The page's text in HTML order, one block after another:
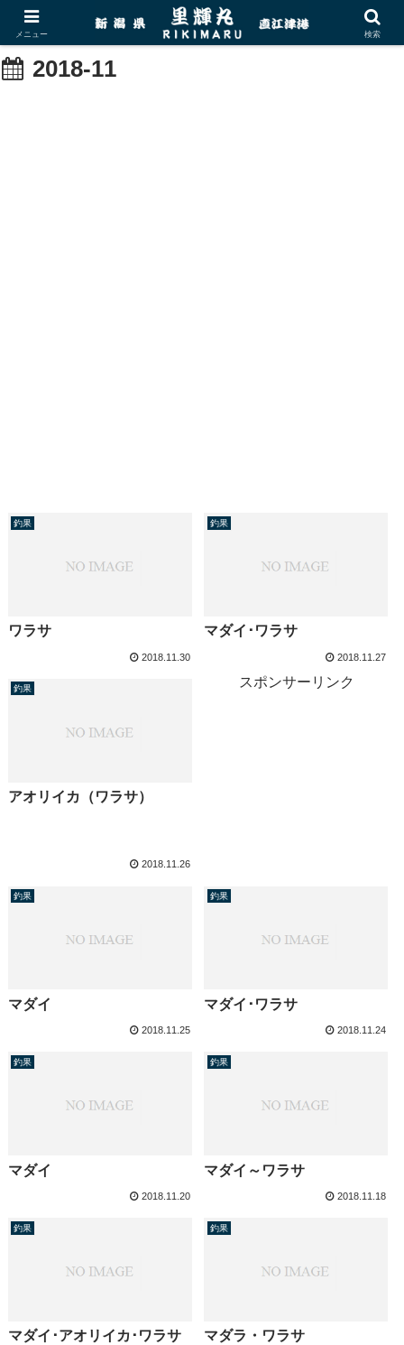
2018-11
釣果
ワラサ
2018.11.30
釣果
マダイ･ワラサ
2018.11.27
釣果
アオリイカ（ワラサ）
2018.11.26
スポンサーリンク
釣果
マダイ
2018.11.25
釣果
マダイ･ワラサ
2018.11.24
釣果
マダイ
2018.11.20
釣果
マダイ～ワラサ
2018.11.18
釣果
マダイ･アオリイカ･ワラサ
釣果
マダラ・ワラサ
メニュー 検索